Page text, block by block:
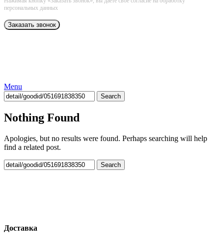
персональных данных
Menu
Search
Nothing Found
Apologies, but no results were found. Perhaps searching will help
find a related post.
Search
Доставка